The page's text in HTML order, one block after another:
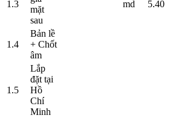
1.3
mặt
sau
md 5.40
1.4
Bản lề
+ Chốt
âm
1.5
Lắp
đặt tại
Hồ
Chí
Minh